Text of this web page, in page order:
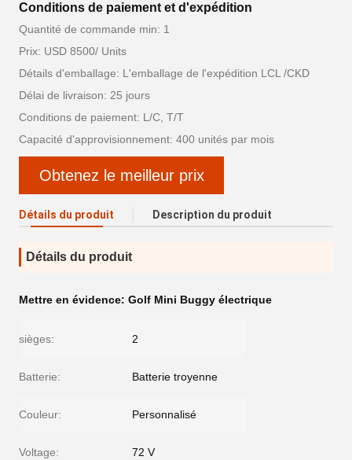
Conditions de paiement et d'expédition
Quantité de commande min: 1
Prix: USD 8500/ Units
Détails d'emballage: L'emballage de l'expédition LCL /CKD
Délai de livraison: 25 jours
Conditions de paiement: L/C, T/T
Capacité d'approvisionnement: 400 unités par mois
Obtenez le meilleur prix
Détails du produit Description du produit
Détails du produit
Mettre en évidence: Golf Mini Buggy électrique
sièges: 2
Batterie: Batterie troyenne
Couleur: Personnalisé
Voltage: 72 V